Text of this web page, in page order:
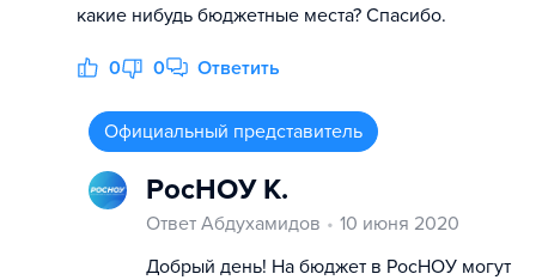
какие нибудь бюджетные места? Спасибо.
0 0 Ответить
Официальный представитель
РосНОУ К.
Ответ Абдухамидов
10 июня 2020
Добрый день! На бюджет в РосНОУ могут